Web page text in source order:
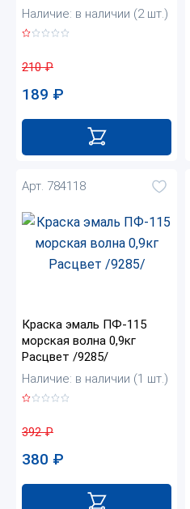
Наличие: в наличии (2 шт.)
210₽
189 ₽
Арт. 784118
Краска эмаль ПФ-115
морская волна 0,9кг
Расцвет /9285/
Наличие: в наличии (1 шт.)
392₽
380 ₽